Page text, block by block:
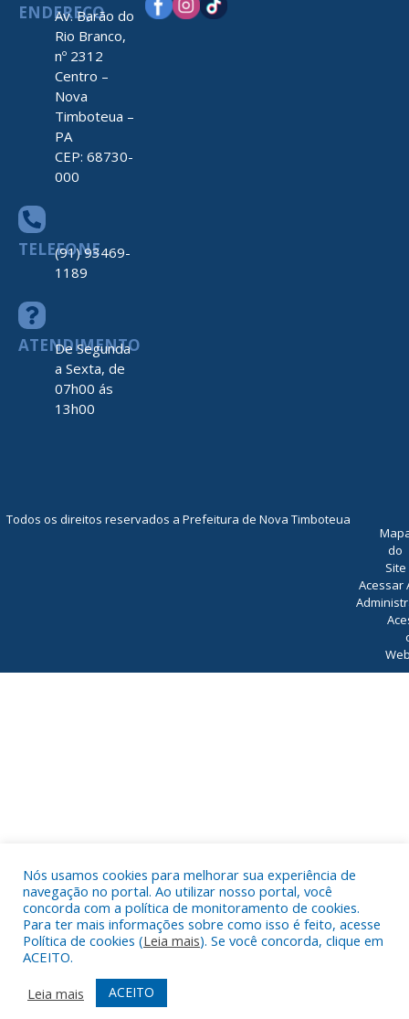
ENDEREÇO
Av. Barão do
Rio Branco,
nº 2312
Centro –
Nova
Timboteua –
PA
CEP: 68730-
000
TELEFONE
(91) 93469-
1189
ATENDIMENTO
De Segunda
a Sexta, de
07h00 ás
13h00
Todos os direitos reservados a Prefeitura de Nova Timboteua
do
Site
Acessar
Nós usamos cookies para melhorar sua experiência de
navegação no portal. Ao utilizar nosso portal, você
concorda com a política de monitoramento de cookies.
Para ter mais informações sobre como isso é feito, acesse
Política de cookies (Leia mais). Se você concorda, clique em
ACEITO.
Leia mais
ACEITO